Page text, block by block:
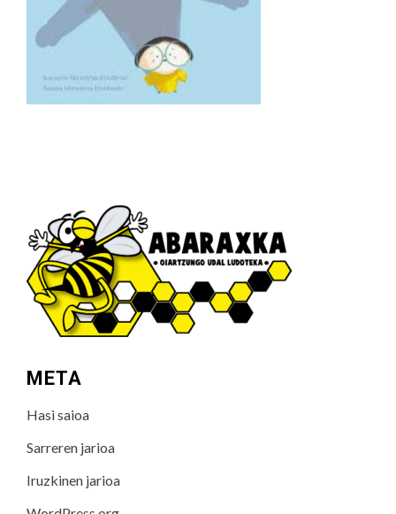
META
Hasi saioa
Sarreren jarioa
Iruzkinen jarioa